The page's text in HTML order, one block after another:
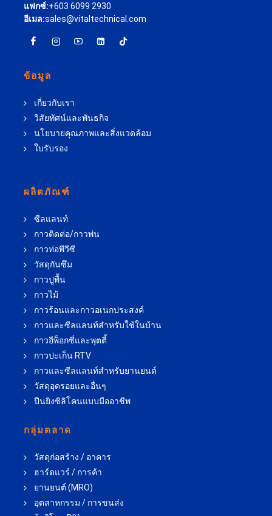
แฟกซ์:+603 6099 2930
อีเมล:sales@vitaltechnical.com
ข้อมูล
เกี่ยวกับเรา
วิสัยทัศน์และพันธกิจ
นโยบายคุณภาพและสิ่งแวดล้อม
ใบรับรอง
ผลิตภัณฑ์
ซีลแลนท์
กาวติดต่อ/กาวพ่น
กาวท่อพีวีซี
วัสดุกันซึม
กาวปูพื้น
กาวไม้
กาวร้อนและกาวอเนกประสงค์
กาวและซีลแลนท์สำหรับใช้ในบ้าน
กาวอีพ็อกซี่และพุตตี้
กาวปะเก็น RTV
กาวและซีลแลนท์สำหรับยานยนต์
วัสดุอุดรอยและอื่นๆ
ปืนยิงซิลิโคนแบบมืออาชีพ
กลุ่มตลาด
วัสดุก่อสร้าง / อาคาร
ฮาร์ดแวร์ / การค้า
ยานยนต์ (MRO)
อุตสาหกรรม / การขนส่ง